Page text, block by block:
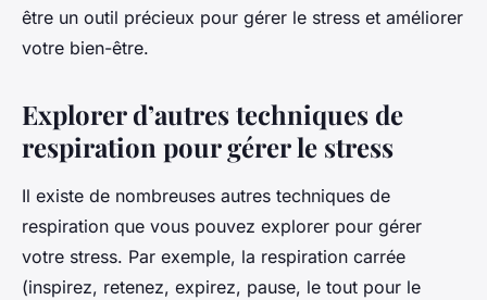
être un outil précieux pour gérer le stress et améliorer
votre bien-être.
Explorer d’autres techniques de
respiration pour gérer le stress
Il existe de nombreuses autres techniques de
respiration que vous pouvez explorer pour gérer
votre stress. Par exemple, la respiration carrée
(inspirez, retenez, expirez, pause, le tout pour le